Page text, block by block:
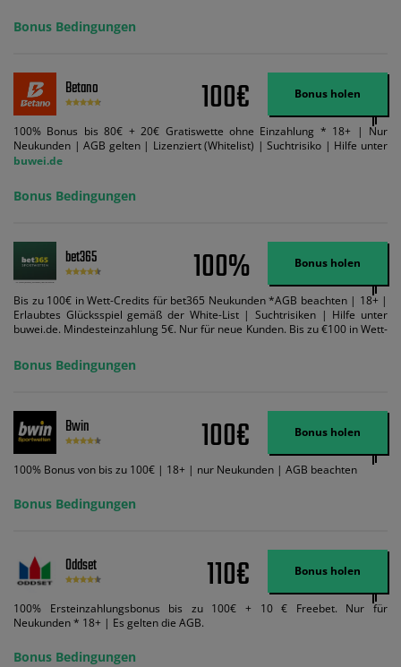
Bedingungen können geändert werden. AGB gelten. Lizenziert; Hilfe bei
Suchtrisiken: buwei.de.
Bonus Bedingungen
Betano 100€ Bonus holen
100% Bonus bis 80€ + 20€ Gratiswette ohne Einzahlung * 18+ | Nur
Neukunden | AGB gelten | Lizenziert (Whitelist) | Suchtrisiko | Hilfe unter
buwei.de
Bonus Bedingungen
bet365 100% Bonus holen
Bis zu 100€ in Wett-Credits für bet365 Neukunden *AGB beachten | 18+ |
Erlaubtes Glücksspiel gemäß der White-List | Suchtrisiken | Hilfe unter
buwei.de. Mindesteinzahlung 5€. Nur für neue Kunden. Bis zu €100 in Wett-
ein und wir geben Ihnen die entsprechende qualifizierende Einzahlung in
Wett-Credits, wenn Sie qualifizierende Wetten im gleichen Wert platzieren
Wett-Credits aus. Es gelten die AGB, Zeitlimits und Ausnahmen. Der Bonus-
Code VIPANGEBOT kann während der Anmeldung benutzt werden, jedoch
ändert dies den Angebotsbetrag in keinster Weise.
Bonus Bedingungen
Bwin 100€ Bonus holen
100% Bonus von bis zu 100€ | 18+ | nur Neukunden | AGB beachten
Bonus Bedingungen
Oddset 110€ Bonus holen
100% Ersteinzahlungsbonus bis zu 100€ + 10 € Freebet. Nur für
Neukunden * 18+ | Es gelten die AGB.
Bonus Bedingungen